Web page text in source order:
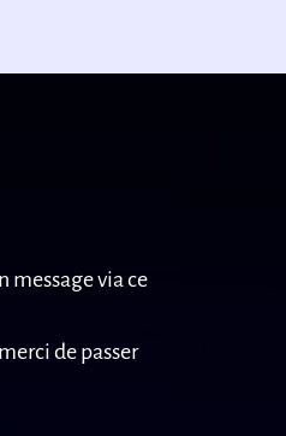
message via ce
de passer